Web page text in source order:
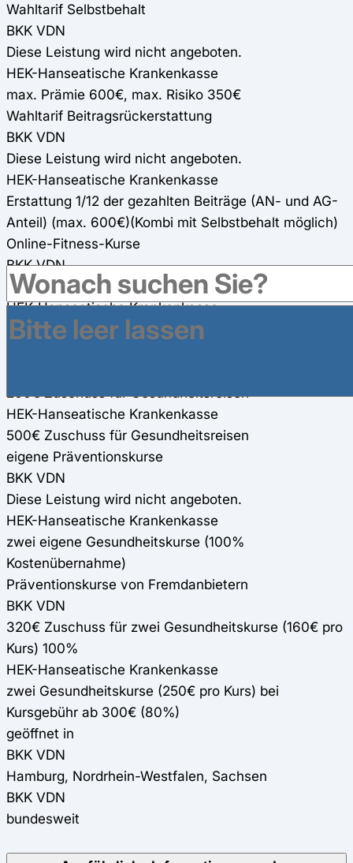
Wahltarif Selbstbehalt
BKK VDN
Diese Leistung wird nicht angeboten.
HEK-Hanseatische Krankenkasse
max. Prämie 600€, max. Risiko 350€
Wahltarif Beitragsrückerstattung
BKK VDN
Diese Leistung wird nicht angeboten.
HEK-Hanseatische Krankenkasse
Erstattung 1/12 der gezahlten Beiträge (AN- und AG-
Anteil) (max. 600€)(Kombi mit Selbstbehalt möglich)
Online-Fitness-Kurse
BKK VDN
100%, max. 160€ Zuschuss je Online-Fitness-Kurs
HEK-Hanseatische Krankenkasse
HEK-eigene Online-Kurse (100%)
200€ Zuschuss für Gesundheitsreisen
HEK-Hanseatische Krankenkasse
500€ Zuschuss für Gesundheitsreisen
eigene Präventionskurse
BKK VDN
Diese Leistung wird nicht angeboten.
HEK-Hanseatische Krankenkasse
zwei eigene Gesundheitskurse (100%
Kostenübernahme)
Präventionskurse von Fremdanbietern
BKK VDN
320€ Zuschuss für zwei Gesundheitskurse (160€ pro
Kurs) 100%
HEK-Hanseatische Krankenkasse
zwei Gesundheitskurse (250€ pro Kurs) bei
Kursgebühr ab 300€ (80%)
geöffnet in
BKK VDN
Hamburg, Nordrhein-Westfalen, Sachsen
BKK VDN
bundesweit